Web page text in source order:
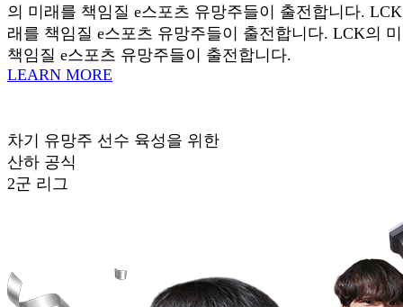
의 미래를 책임질 e스포츠 유망주들이 출전합니다.
래를 책임질 e스포츠 유망주들이 출전합니다. LCK의
책임질 e스포츠 유망주들이 출전합니다.
LEARN MORE
차기 유망주 선수 육성을 위한
산하 공식
2군 리그